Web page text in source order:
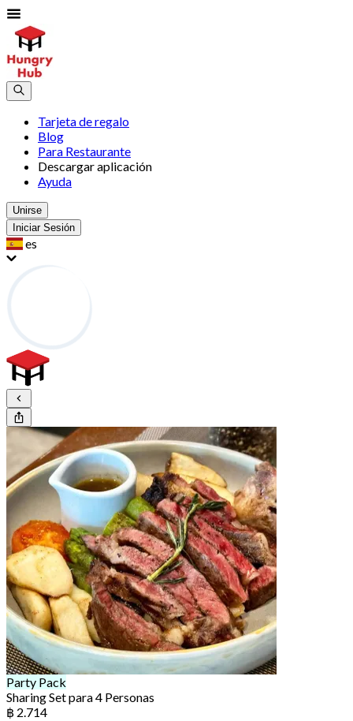
Tarjeta de regalo
Blog
Para Restaurante
Descargar aplicación
Ayuda
Unirse
Iniciar Sesión
es
Party Pack
Sharing Set para 4 Personas
฿ 2.714